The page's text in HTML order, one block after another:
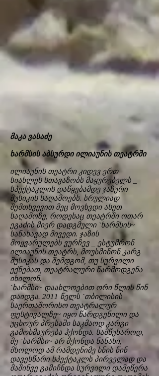
მაკა ვასაძე
ხარმსის აბსურდი ილიაუნის თეატრში
ილიაუნის თეატრი კიდევ ერთ
სიახლეს სთავაზობს მაყურებელს _
სპექტაკლის დაწყებამდე ჯაზური
მუსიკის საღამოებს. სრულიად
შემთხვევით მეც მოვხვდი ასეთ
საღამოზე, როდესაც თეატრში ოთარ
ეგაძის მიერ დადგმული `ხარმსის~
სანახავად მივედი. ჯაზის
მოყვარულებს ვურჩევ _ ესტუმრონ
ილიაუნის თეატრს, მოუსმინონ კარგ
მუსიკას და შემდგომ, თუ სურვილი
ექნებათ, თეატრალური წარმოდგენა
იხილონ.
`ხარმსი~ დაახლოებით ორი წლის წინ
დაიდგა. 2011 წელს `თბილისის
საერთაშორისო თეატრალურ
ფესტივალზე~ იყო წარდგენილი და
უცხოურ პრესაში საკმაოდ კარგი
გამოხმაურება ჰქონდა. სამწუხაროდ,
მე `ხარმსი~ არ მქონდა ნანახი,
მხოლოდ ამ რამდენიმე ხნის წინ
დავესწარი სპექტაკლს პირველად და
მაშინვე გამიჩნდა სურვილი დამეწერა